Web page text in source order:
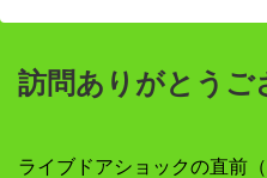
訪問ありがとうご
ライブドアショックの直前